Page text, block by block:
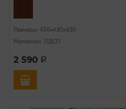
Размеры: 450x430x630
Материал: ЛДСП
2 590 a